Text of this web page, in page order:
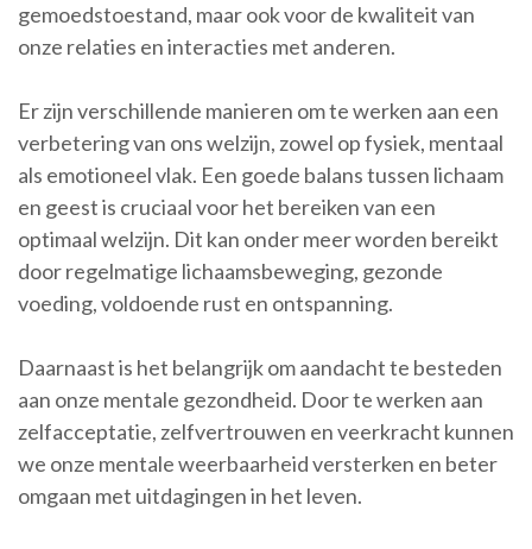
gemoedstoestand, maar ook voor de kwaliteit van
onze relaties en interacties met anderen.
Er zijn verschillende manieren om te werken aan een
verbetering van ons welzijn, zowel op fysiek, mentaal
als emotioneel vlak. Een goede balans tussen lichaam
en geest is cruciaal voor het bereiken van een
optimaal welzijn. Dit kan onder meer worden bereikt
door regelmatige lichaamsbeweging, gezonde
voeding, voldoende rust en ontspanning.
Daarnaast is het belangrijk om aandacht te besteden
aan onze mentale gezondheid. Door te werken aan
zelfacceptatie, zelfvertrouwen en veerkracht kunnen
we onze mentale weerbaarheid versterken en beter
omgaan met uitdagingen in het leven.